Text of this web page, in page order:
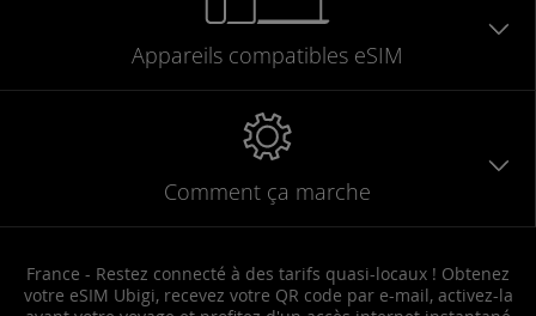
Appareils compatibles eSIM
Comment ça marche
France - Restez connecté à des tarifs quasi-locaux ! Obtenez
votre eSIM Ubigi, recevez votre QR code par e-mail, activez-la